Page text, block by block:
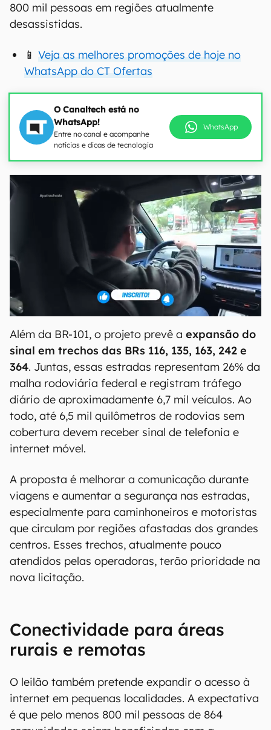
800 mil pessoas em regiões atualmente
desassistidas.
📱 Veja as melhores promoções de hoje no
WhatsApp do CT Ofertas
O Canaltech está no
WhatsApp!
Entre no canal e acompanhe
notícias e dicas de tecnologia
WhatsApp
Além da BR-101, o projeto prevê a expansão do
sinal em trechos das BRs 116, 135, 163, 242 e
364. Juntas, essas estradas representam 26% da
malha rodoviária federal e registram tráfego
diário de aproximadamente 6,7 mil veículos. Ao
todo, até 6,5 mil quilômetros de rodovias sem
cobertura devem receber sinal de telefonia e
internet móvel.
A proposta é melhorar a comunicação durante
viagens e aumentar a segurança nas estradas,
especialmente para caminhoneiros e motoristas
que circulam por regiões afastadas dos grandes
centros. Esses trechos, atualmente pouco
atendidos pelas operadoras, terão prioridade na
nova licitação.
Conectividade para áreas
rurais e remotas
O leilão também pretende expandir o acesso à
internet em pequenas localidades. A expectativa
é que pelo menos 800 mil pessoas de 864